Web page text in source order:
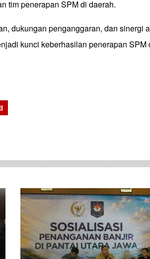
tim penerapan SPM di daerah.
dukungan penganggaran, dan sinergi
kunci keberhasilan penerapan SPM